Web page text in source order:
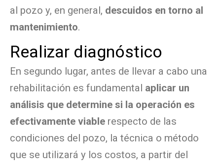
al pozo y, en general, descuidos en torno al
mantenimiento.
Realizar diagnóstico
En segundo lugar, antes de llevar a cabo una
rehabilitación es fundamental aplicar un
análisis que determine si la operación es
efectivamente viable respecto de las
condiciones del pozo, la técnica o método
que se utilizará y los costos, a partir del